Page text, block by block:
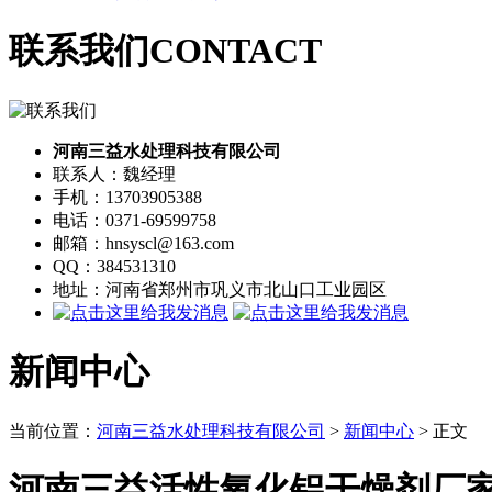
联系我们CONTACT
河南三益水处理科技有限公司
联系人：魏经理
手机：13703905388
电话：0371-69599758
邮箱：hnsyscl@163.com
QQ：384531310
地址：河南省郑州市巩义市北山口工业园区
新闻中心
当前位置： 河南三益水处理科技有限公司 > 新闻中心 > 正文